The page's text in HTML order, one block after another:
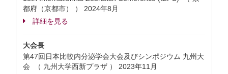
都府（京都市） ） 2024年8月
詳細を見る
大会長
第47回日本比較内分泌学会大会及びシンポジウム 九州大
会 （ 九州大学西新プラザ ） 2023年11月